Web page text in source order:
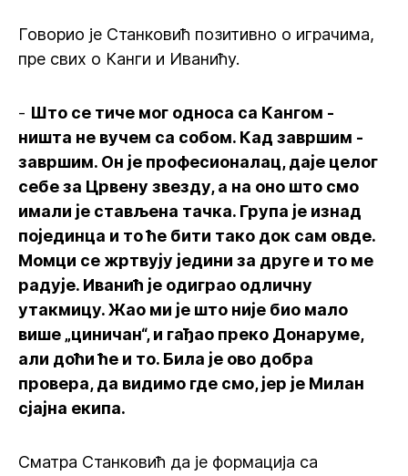
Говорио је Станковић позитивно о играчима,
пре свих о Канги и Иванићу.
- Што се тиче мог односа са Кангом -
ништа не вучем са собом. Кад завршим -
завршим. Он је професионалац, даје целог
себе за Црвену звезду, а на оно што смо
имали је стављена тачка. Група је изнад
појединца и то ће бити тако док сам овде.
Момци се жртвују једини за друге и то ме
радује. Иванић је одиграо одличну
утакмицу. Жао ми је што није био мало
више „циничан“, и гађао преко Донаруме,
али доћи ће и то. Била је ово добра
провера, да видимо где смо, јер је Милан
сјајна екипа.
Сматра Станковић да је формација са